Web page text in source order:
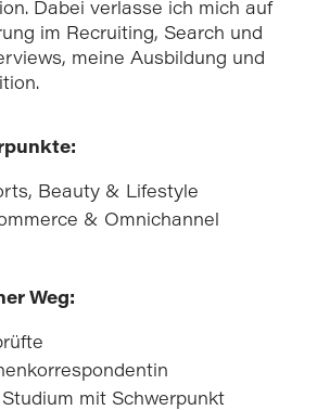
Dabei verlasse ich mich auf
im Recruiting, Search und
meine Ausbildung und
Beauty & Lifestyle
& Omnichannel
Weg:
mit Schwerpunkt